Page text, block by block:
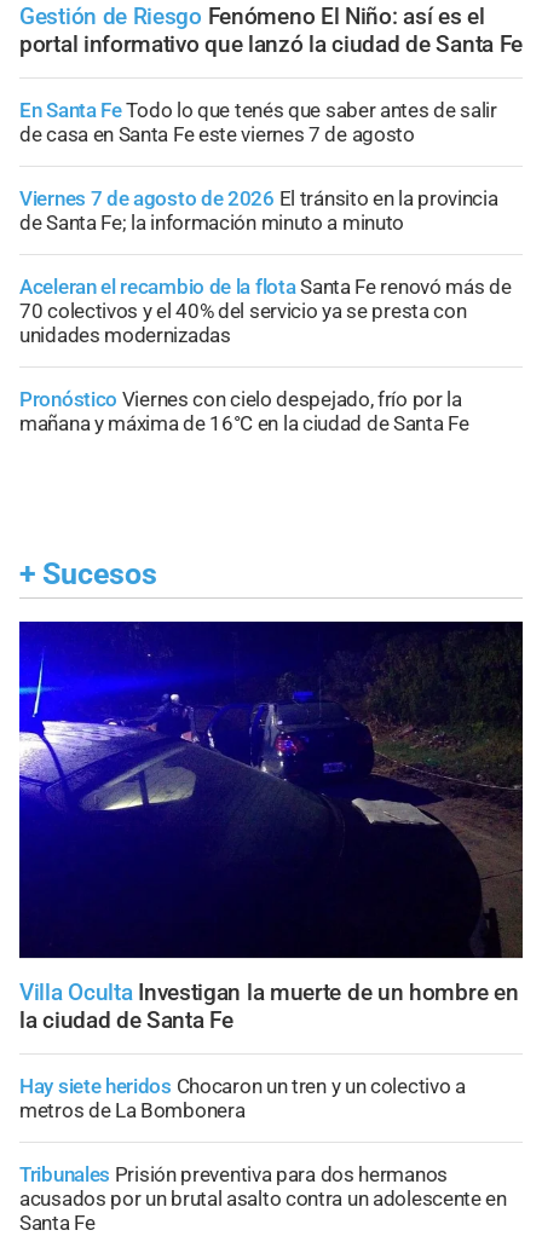
Gestión de Riesgo Fenómeno El Niño: así es el
portal informativo que lanzó la ciudad de Santa Fe
En Santa FeTodo lo que tenés que saber antes de salir
de casa en Santa Fe este viernes 7 de agosto
Viernes 7 de agosto de 2026 El tránsito en la provincia
de Santa Fe; la información minuto a minuto
Aceleran el recambio de la flotaSanta Fe renovó más de
70 colectivos y el 40% del servicio ya se presta con
unidades modernizadas
Pronóstico Viernes con cielo despejado, frío por la
mañana y máxima de 16°C en la ciudad de Santa Fe
+ Sucesos
Villa Oculta Investigan la muerte de un hombre en
la ciudad de Santa Fe
Hay siete heridos Chocaron un tren y un colectivo a
metros de La Bombonera
Tribunales Prisión preventiva para dos hermanos
acusados por un brutal asalto contra un adolescente en
Santa Fe